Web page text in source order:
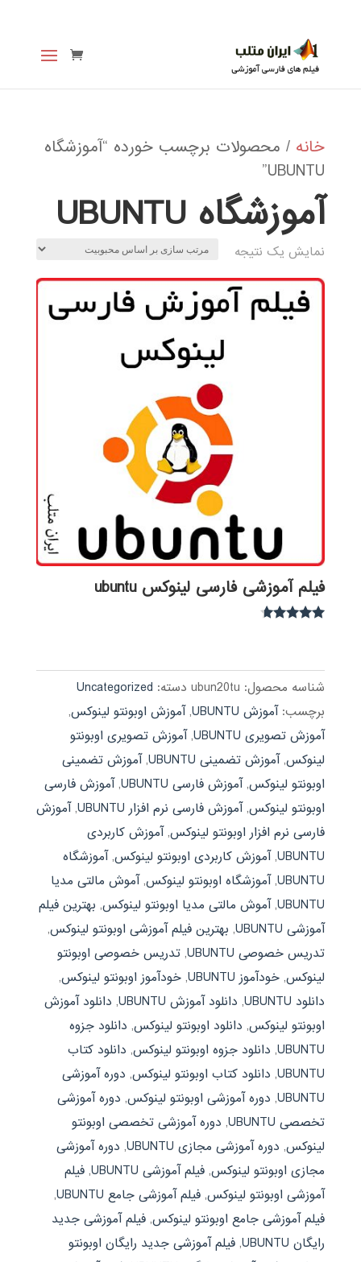
خانه / محصولات برچسب خورده “آموزشگاه
UBUNTU”
آموزشگاه UBUNTU
نمایش یک نتیجه
فیلم آموزشی فارسی لینوکس ubuntu
شناسه محصول: ubun20tu دسته: Uncategorized
برچسب:آموزش UBUNTU ,آموزش اوبونتو لینوکس,
آموزش تصویری UBUNTU
,آموزش تصویری اوبونتو
لینوکس,آموزش تضمینی UBUNTU ,آموزش تضمینی
اوبونتو لینوکس,آموزش فارسی UBUNTU ,آموزش فارسی
اوبونتو لینوکس,آموزش فارسی نرم افزار UBUNTU ,آموزش
فارسی نرم افزار اوبونتو لینوکس,آموزش کاربردی
UBUNTU
,آموزش کاربردی اوبونتو لینوکس,آموزشگاه
UBUNTU
,آموزشگاه اوبونتو لینوکس,آموش مالتی مدیا
UBUNTU
,آموش مالتی مدیا اوبونتو لینوکس, بهترین فیلم
آموزشی UBUNTU
, بهترین فیلم آموزشی اوبونتو لینوکس,
تدریس خصوصی UBUNTU
, تدریس خصوصی اوبونتو
لینوکس, خودآموز UBUNTU , خودآموز اوبونتو لینوکس,
دانلود UBUNTU
, دانلود آموزش UBUNTU , دانلود آموزش
اوبونتو لینوکس, دانلود اوبونتو لینوکس, دانلود جزوه
UBUNTU
, دانلود جزوه اوبونتو لینوکس, دانلود کتاب
UBUNTU
, دانلود کتاب اوبونتو لینوکس, دوره آموزشی
UBUNTU
, دوره آموزشی اوبونتو لینوکس, دوره آموزشی
تخصصی UBUNTU
, دوره آموزشی تخصصی اوبونتو
لینوکس, دوره آموزشی مجازی UBUNTU , دوره آموزشی
مجازی اوبونتو لینوکس, فیلم آموزشی UBUNTU , فیلم
آموزشی اوبونتو لینوکس, فیلم آموزشی جامع UBUNTU
,
فیلم آموزشی جامع اوبونتو لینوکس, فیلم آموزشی جدید
رایگان UBUNTU
, فیلم آموزشی جدید رایگان اوبونتو